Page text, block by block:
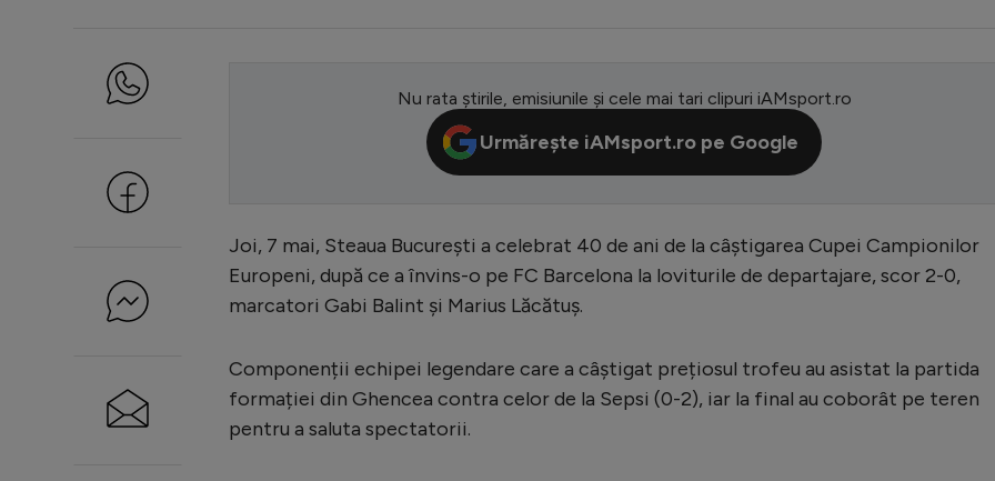
Nu rata știrile, emisiunile și cele mai tari clipuri iAMsport.ro
Urmărește iAMsport.ro pe Google
Joi, 7 mai, Steaua București a celebrat 40 de ani de la câștigarea Cupei Campionilor
Europeni, după ce a învins-o pe FC Barcelona la loviturile de departajare, scor 2-0,
marcatori Gabi Balint și Marius Lăcătuș.
Componenții echipei legendare care a câștigat prețiosul trofeu au asistat la partida
formației din Ghencea contra celor de la Sepsi (0-2), iar la final au coborât pe teren
pentru a saluta spectatorii.